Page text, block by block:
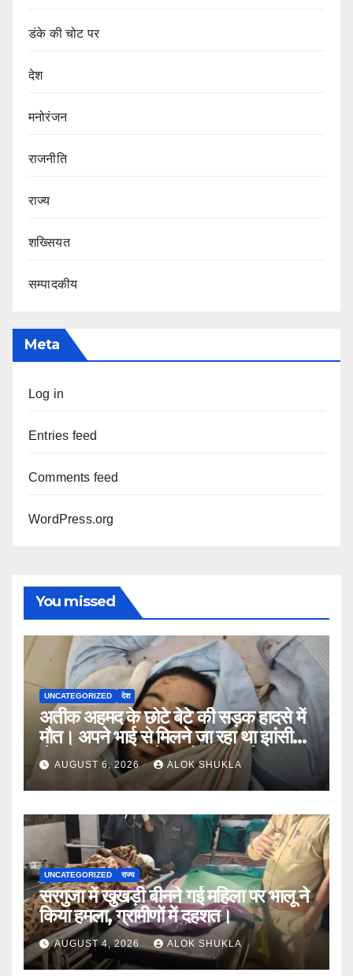
डंके की चोट पर
देश
मनोरंजन
राजनीति
राज्य
शख्सियत
सम्पादकीय
Meta
Log in
Entries feed
Comments feed
WordPress.org
You missed
UNCATEGORIZED देश
अतीक अहमद के छोटे बेटे की सड़क हादसे में
मौत। अपने भाई से मिलने जा रहा था झांसी
जेल (सूत्र)। कार में 5 लोग सवार थे।
AUGUST 6, 2026 ALOK SHUKLA
UNCATEGORIZED राज्य
सरगुजा में खुखड़ी बीनने गई महिला पर भालू ने
किया हमला, ग्रामीणों में दहशत।
AUGUST 4, 2026 ALOK SHUKLA